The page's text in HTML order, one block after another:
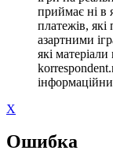
приймає ні в
платежів, які
азартними
які
X
Ошибка